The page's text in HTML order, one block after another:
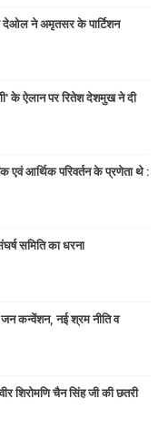
देओल ने अमृतसर के पार्टिशन
के ऐलान पर रितेश देशमुख ने दी
एवं आर्थिक परिवर्तन के प्रणेता थे :
समिति का धरना
जन कन्वेंशन, नई श्रम नीति व
शिरोमणि चैन सिंह जी की छतरी